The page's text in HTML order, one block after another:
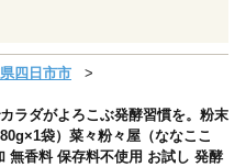
四日市市
ラダがよろこぶ発酵習慣を。粉末
袋）菜々粉々屋（ななここ
無香料 保存料不使用 お試し 発酵